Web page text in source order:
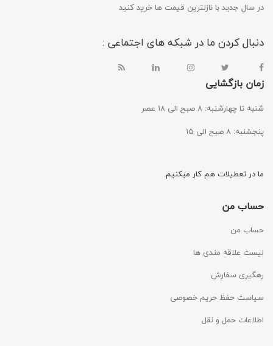
در سال جدید با نازلترین قیمت ها خرید کنید
دنبال کردن ما در شبکه های اجتماعی :
زمان بازگشایی
شنبه تا چهارشنبه: ۸ صبح الی ۱۸ عصر
پنجشنبه: ۸ صبح الی ۱۵
ما در تعطیلات هم کار میکنیم.
حساب من
حساب من
لیست علاقه مندی ها
رهگیری سفارش
سیاست حفظ حریم خصوصی
اطلاعات حمل و نقل